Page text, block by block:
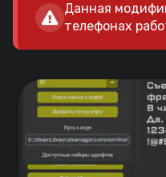
Данная
телефонах